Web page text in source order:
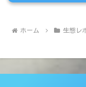
ホーム 生態レ